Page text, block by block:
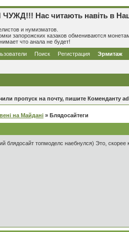
Нас читають навіть в
и нумизматов.
запорожских казаков обмениваются
что анала не будет!
Поиск Регистрация Эрмитаж
пропуск на почту, пишите Коменданту
на Майдані » Блядосайтеги
блядосайт топмоделс наебнулся) Это,